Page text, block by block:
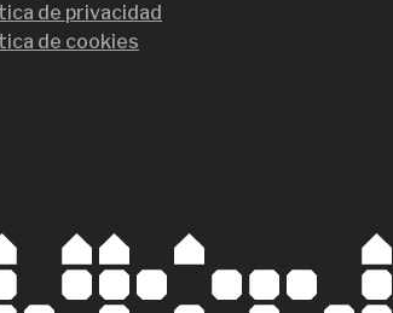
de privacidad
de cookies